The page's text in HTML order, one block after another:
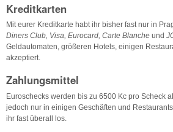
Kreditkarten
Mit eurer Kreditkarte habt ihr bisher fast nur in
Diners Club, Visa, Eurocard, Carte Blanche und
Geldautomaten, größeren Hotels, einigen
akzeptiert.
Zahlungsmittel
Euroschecks werden bis zu 6500 Kc pro Scheck
jedoch nur in einigen Geschäften und
ihr fast überall los.